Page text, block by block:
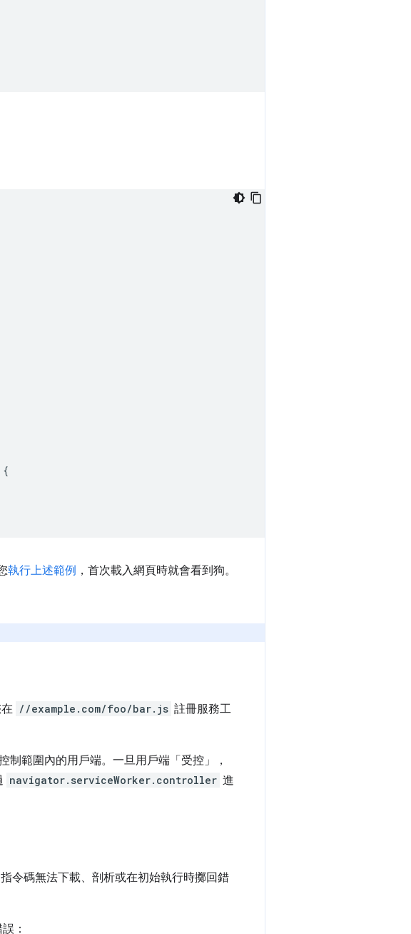
{
執行上述範例 ，首次載入網頁時就會看到狗。
//example.com/foo/bar.js 註冊服務工
制範圍內的用戶端。一旦用戶端「受控」，
navigator.serviceWorker.controller 進
令碼無法下載、剖析或在初始執行時擲回錯
：